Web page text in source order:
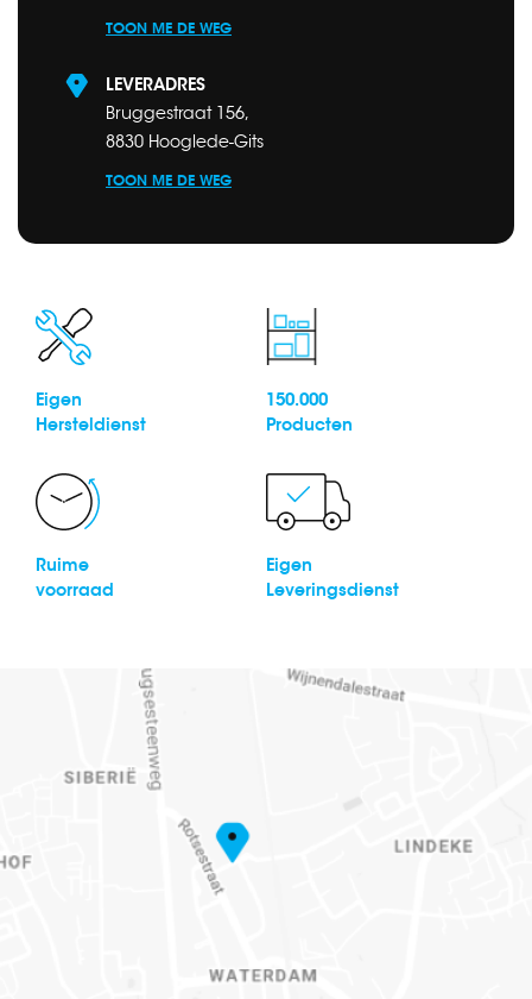
TOON ME DE WEG
LEVERADRES
Bruggestraat 156,
8830 Hooglede-Gits
TOON ME DE WEG
Eigen
Hersteldienst
150.000
Producten
Ruime
voorraad
Eigen
Leveringsdienst